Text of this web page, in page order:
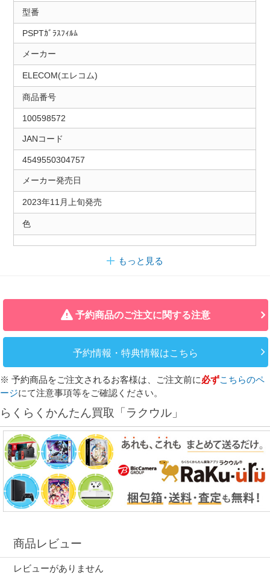
型番
PSPTｶﾞﾗｽﾌｨﾙﾑ
メーカー
ELECOM(エレコム)
商品番号
100598572
JANコード
4549550304757
メーカー発売日
2023年11月上旬発売
色
もっと見る
予約商品のご注文に関する注意
予約情報・特典情報はこちら
※ 予約商品をご注文されるお客様は、ご注文前に必ずこちらのペ
ージにて注意事項等をご確認ください。
らくらくかんたん買取「ラクウル」
商品レビュー
レビューがありません